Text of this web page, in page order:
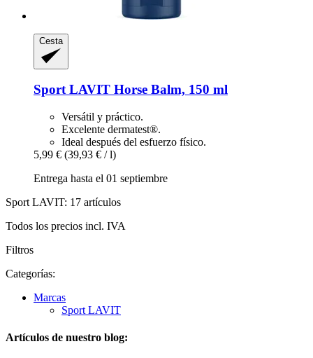
Cesta
Sport LAVIT Horse Balm, 150 ml
Versátil y práctico.
Excelente dermatest®.
Ideal después del esfuerzo físico.
5,99 € (39,93 € / l)
Entrega hasta el 01 septiembre
Sport LAVIT: 17 artículos
Todos los precios incl. IVA
Filtros
Categorías:
Marcas
Sport LAVIT
Artículos de nuestro blog: